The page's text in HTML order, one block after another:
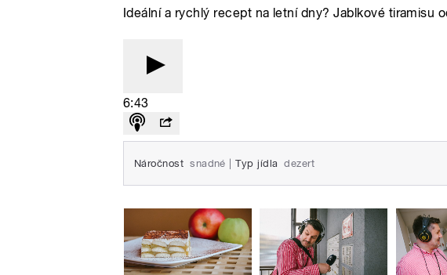
Ideální a rychlý recept na letní dny? Jablkové tiramisu
6:43
Náročnost snadné Typ jídla dezert